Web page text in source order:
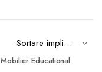
Mobilier Educational